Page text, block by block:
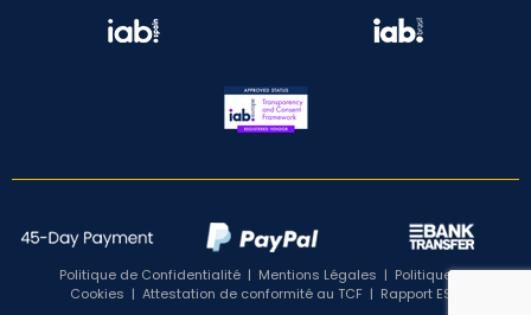
Politique de Confidentialité| Mentions Légales | Politique de
Cookies | Attestation de conformité au TCF| Rapport ESG